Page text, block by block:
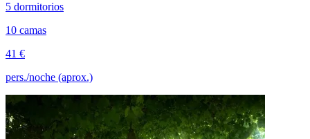
5 dormitorios
10 camas
41 €
pers./noche (aprox.)